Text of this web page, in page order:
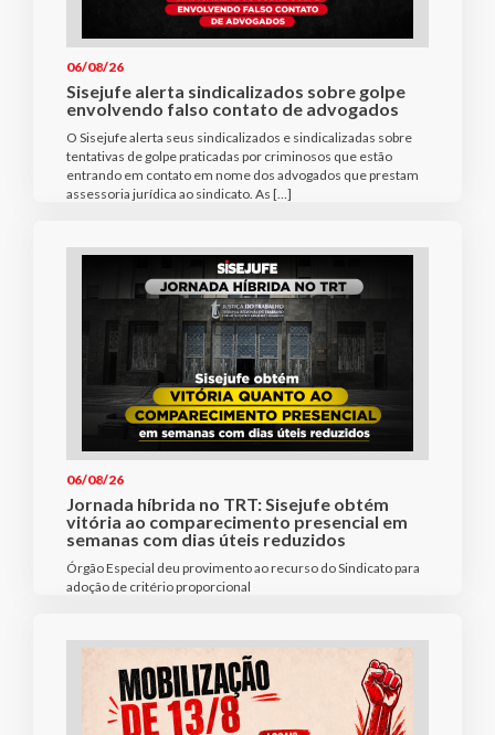
06/08/26
Sisejufe alerta sindicalizados sobre golpe
envolvendo falso contato de advogados
O Sisejufe alerta seus sindicalizados e sindicalizadas sobre
tentativas de golpe praticadas por criminosos que estão
entrando em contato em nome dos advogados que prestam
assessoria jurídica ao sindicato. As […]
06/08/26
Jornada híbrida no TRT: Sisejufe obtém
vitória ao comparecimento presencial em
semanas com dias úteis reduzidos
Órgão Especial deu provimento ao recurso do Sindicato para
adoção de critério proporcional